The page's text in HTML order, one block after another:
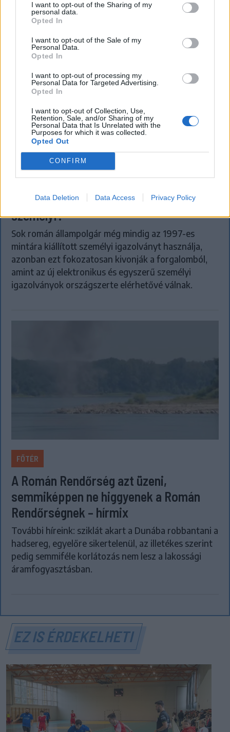
I want to opt-out of the Sharing of my
personal data.
Opted In
I want to opt-out of the Sale of my
Personal Data.
Opted In
I want to opt-out of processing my
Personal Data for Targeted Advertising.
Opted In
I want to opt-out of Collection, Use,
Retention, Sale, and/or Sharing of my
Personal Data that Is Unrelated with the
Purposes for which it was collected.
Opted Out
CONFIRM
Data Deletion Data Access Privacy Policy
KRÓNIKA
Meddig használható még a régi
személyi?
Sok román állampolgár még mindig az 1997-es
mintára kiállított személyi igazolványt használja,
azonban ezt fokozatosan kivonják a forgalomból,
amint az új elektronikus és egyszerű személyi
igazolványok országszerte elérhetővé válnak.
FŐTÉR
A Román Rendőrség azt üzeni,
semmiképpen ne higgyenek a Román
Rendőrségnek – hírmix
További híreink: sziklát akart a Dunába robbantani a
hadsereg, egyelőre sikertelenül, az illetékes szerint
pedig semmiféle korlátozás nem lesz a lakossági
áramfogyasztásban.
EZ IS ÉRDEKELHETI